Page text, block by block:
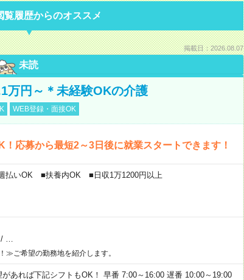
覧履歴からのオススメ
掲載日：2026.08.07
未読
万円～＊未経験OKの介護
WEB登録・面接OK
応募から最短2～3日後に就業スタートできます！
払いOK ■扶養内OK ■日収1万1200円以上
/
≫ご希望の勤務地を紹介します。
あれば下記シフトもOK！ 早番 7:00～16:00 遅番 10:00～19:00